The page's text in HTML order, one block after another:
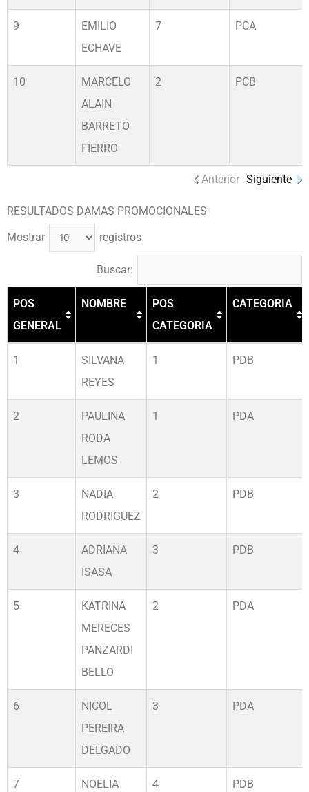
9
EMILIO
ECHAVE
7 PCA
10
MARCELO
ALAIN
BARRETO
FIERRO
2 PCB
Anterior Siguiente
RESULTADOS DAMAS PROMOCIONALES
Mostrar registros
Buscar:
POS
GENERAL
NOMBRE
POS
CATEGORIA
CATEGORIA
POS
NOMBRE
POS
CATEGORIA
1
SILVANA
REYES
1 PDB
2
PAULINA
RODA
LEMOS
1 PDA
3
NADIA
RODRIGUEZ
2 PDB
4
ADRIANA
ISASA
3 PDB
5
KATRINA
MERECES
PANZARDI
BELLO
2 PDA
6
NICOL
PEREIRA
DELGADO
3 PDA
7 NOELIA 4 PDB